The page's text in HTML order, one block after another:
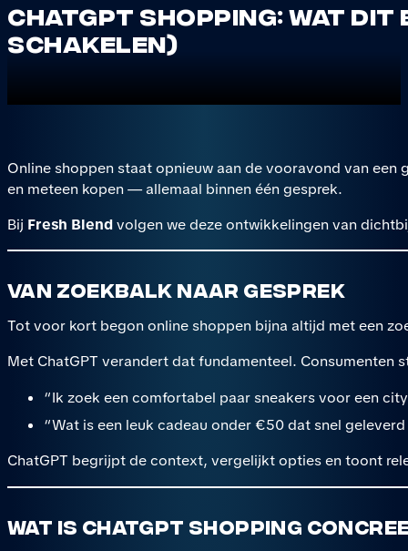
ChatGPT Shopping: wat
schakelen)
Online shoppen staat opnieuw aan de vooravond van
en meteen kopen — allemaal binnen één gesprek.
Bij Fresh Blendvolgen we deze ontwikkelingen van
Van zoekbalk naar gesprek
Tot voor kort begon online shoppen bijna altijd met een
Met ChatGPT verandert dat fundamenteel. Consumenten
“Ik zoek een comfortabel paar sneakers voor een
“Wat is een leuk cadeau onder €50 dat snel
ChatGPT begrijpt de context, vergelijkt opties en toont
Wat is ChatGPT Shopping